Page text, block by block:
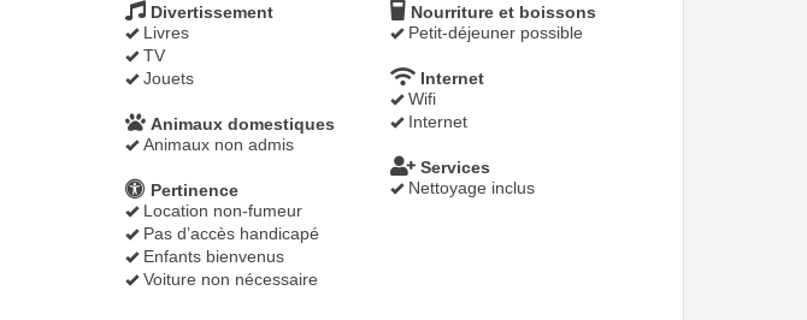
Divertissement
Livres
TV
Jouets
Nourriture et boissons
Petit-déjeuner possible
Internet
Wifi
Internet
Animaux domestiques
Animaux non admis
Services
Nettoyage inclus
Pertinence
Location non-fumeur
Pas d’accès handicapé
Enfants bienvenus
Voiture non nécessaire